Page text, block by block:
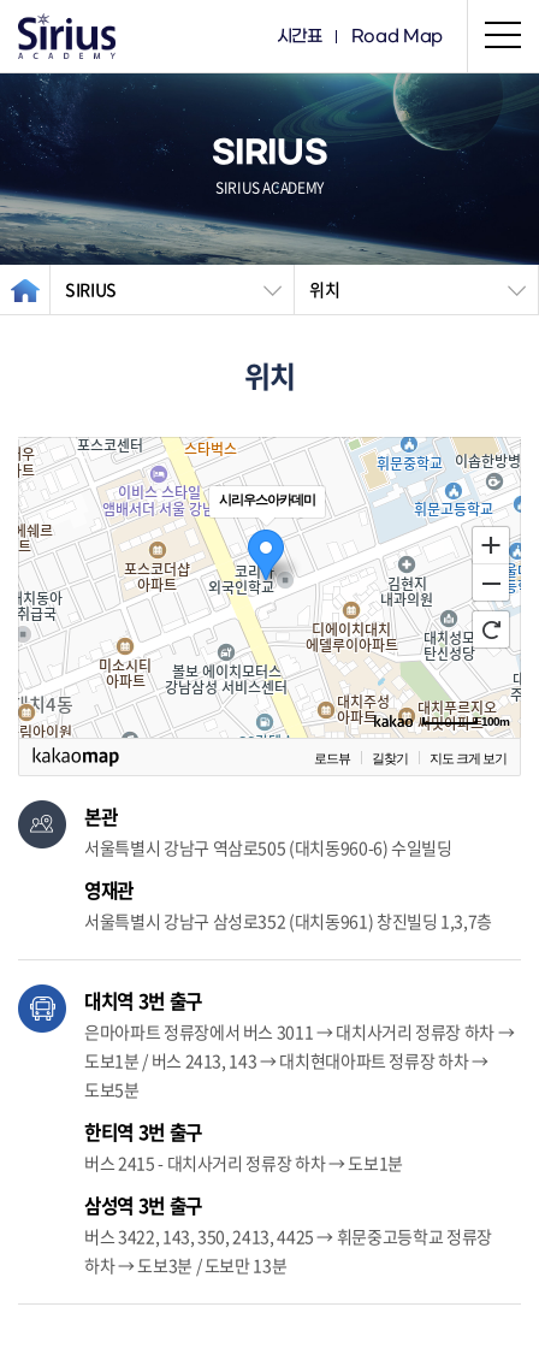
시간표 Road Map
SIRIUS
SIRIUS ACADEMY
SIRIUS 위치
위치
시리우스아카데미
100m
로드뷰 길찾기 지도 크게 보기
본관
서울특별시 강남구 역삼로505 (대치동960-6) 수일빌딩
영재관
서울특별시 강남구 삼성로352 (대치동961) 창진빌딩 1,3,7층
대치역 3번 출구
은마아파트 정류장에서 버스 3011 → 대치사거리 정류장 하차 →
도보1분 / 버스 2413, 143 → 대치현대아파트 정류장 하차 →
도보5분
한티역 3번 출구
버스 2415 - 대치사거리 정류장 하차 → 도보1분
삼성역 3번 출구
버스 3422, 143, 350, 2413, 4425 → 휘문중고등학교 정류장
하차 → 도보3분 / 도보만 13분